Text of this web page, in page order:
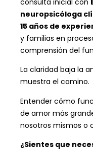
neuropsicóloga
15 años de
y familias en
comprensión del
La claridad baja la
muestra el camino.
Entender cómo
de amor más
nosotros mismos o
¿Sientes que